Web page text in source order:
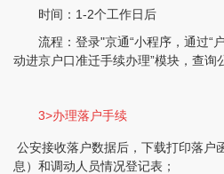
时间：1-2个工作日后
流程：登录"京通“小程序，通过“
动进京户口准迁手续办理”模块，查询
3>办理落户手续
公安接收落户数据后，下载打印落户
息）和调动人员情况登记表；